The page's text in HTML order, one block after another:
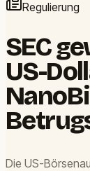
Regulierung
SEC
US-
Die US-